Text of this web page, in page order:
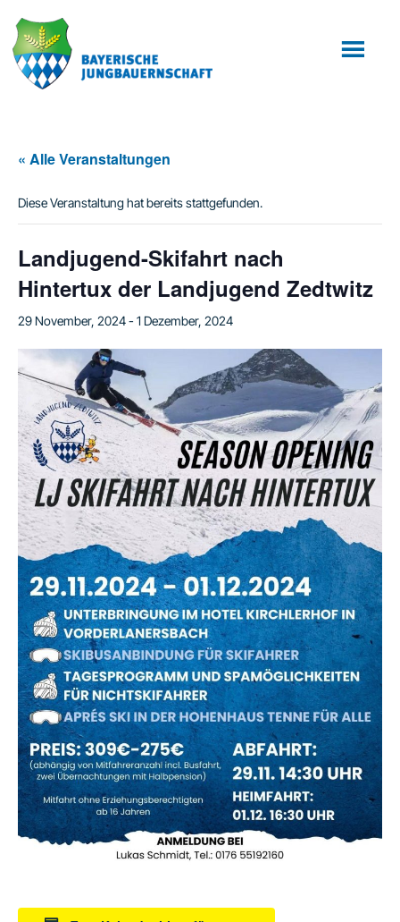
Inhalt
springen
Fußzeile
springen
« Alle Veranstaltungen
Diese Veranstaltung hat bereits stattgefunden.
Landjugend-Skifahrt nach
Hintertux der Landjugend Zedtwitz
29 November, 2024-1 Dezember, 2024